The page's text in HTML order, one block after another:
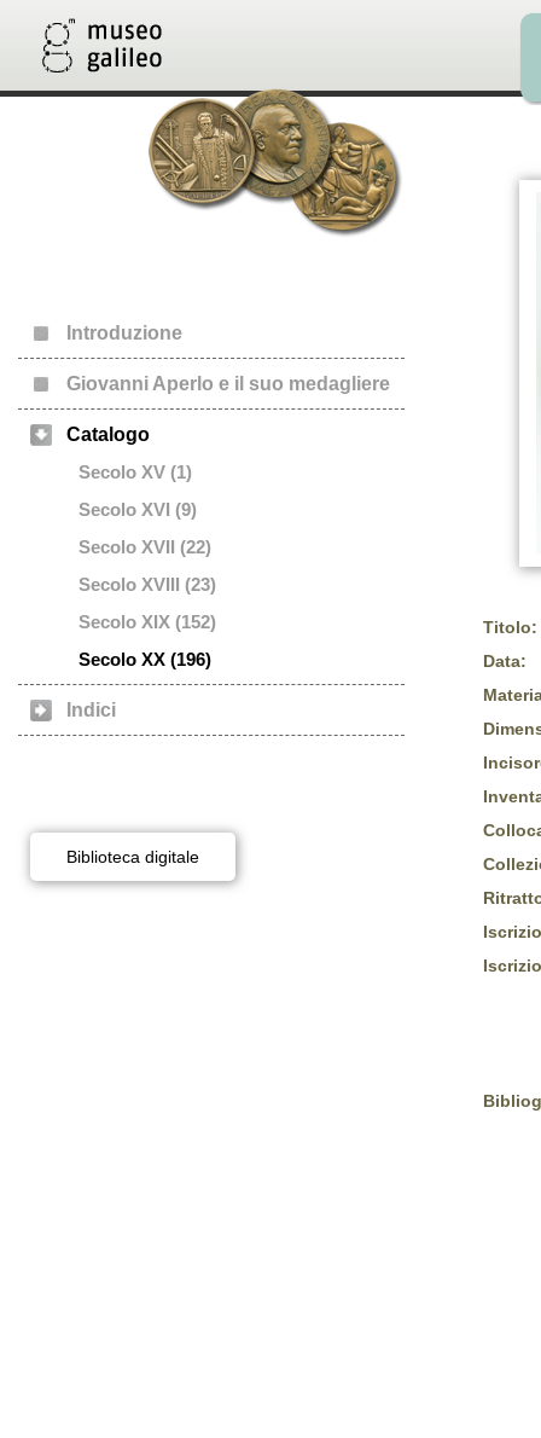
Introduzione
Giovanni Aperlo e il suo medagliere
Catalogo
Secolo XV (1)
Secolo XVI (9)
Secolo XVII (22)
Secolo XVIII (23)
Secolo XIX (152)
Secolo XX (196)
Indici
Biblioteca digitale
Titolo:
Data: